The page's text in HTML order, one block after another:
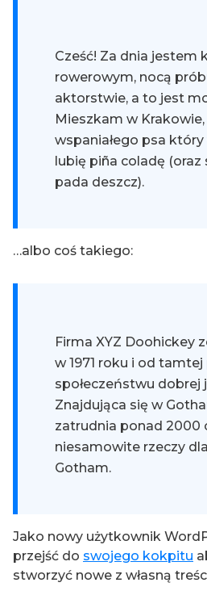
Cześć! Za dnia jestem
rowerowym, nocą
aktorstwie, a to jest
Mieszkam w
wspaniałego psa który
lubię piña coladę (oraz
pada deszcz).
…albo coś takiego:
Firma XYZ Doohickey
w 1971 roku i od
społeczeństwu dobrej
Znajdująca się w
zatrudnia ponad 2000
niesamowite rzeczy
Gotham.
Jako nowy użytkownik
przejść do swojego kokpitu
stworzyć nowe z własną